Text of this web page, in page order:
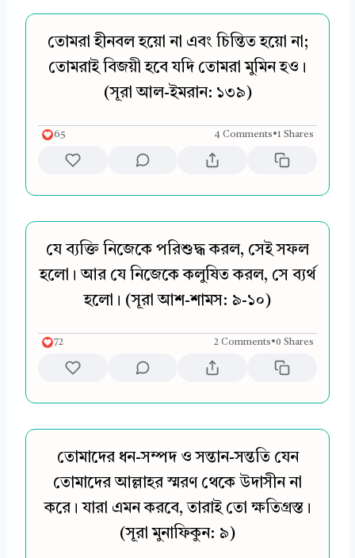
তোমরা হীনবল হয়ো না এবং চিন্তিত হয়ো না;
তোমরাই বিজয়ী হবে যদি তোমরা মুমিন হও।
(সূরা আল-ইমরান: ১৩৯)
65 4 Comments•1 Shares
যে ব্যক্তি নিজেকে পরিশুদ্ধ করল, সেই সফল
হলো। আর যে নিজেকে কলুষিত করল, সে ব্যর্থ
হলো। (সূরা আশ-শামস: ৯-১০)
72 2 Comments•0 Shares
তোমাদের ধন-সম্পদ ও সন্তান-সন্ততি যেন
তোমাদের আল্লাহর স্মরণ থেকে উদাসীন না
করে। যারা এমন করবে, তারাই তো ক্ষতিগ্রস্ত।
(সূরা মুনাফিকুন: ৯)